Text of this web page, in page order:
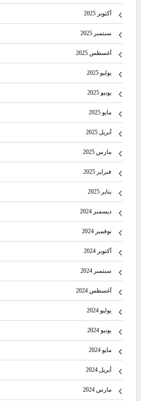
أكتوبر 2025
سبتمبر 2025
أغسطس 2025
يوليو 2025
يونيو 2025
مايو 2025
أبريل 2025
مارس 2025
فبراير 2025
يناير 2025
ديسمبر 2024
نوفمبر 2024
أكتوبر 2024
سبتمبر 2024
أغسطس 2024
يوليو 2024
يونيو 2024
مايو 2024
أبريل 2024
مارس 2024